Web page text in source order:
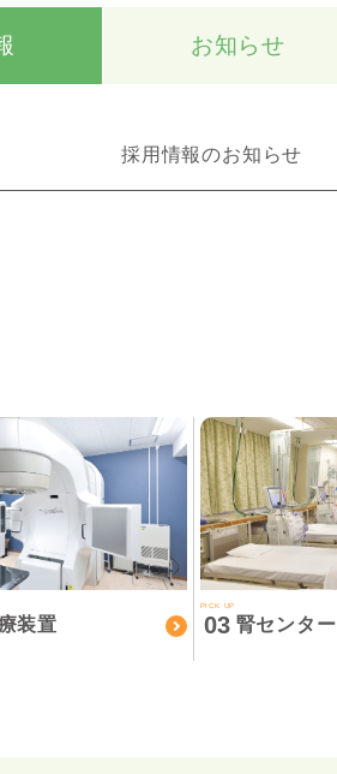
お知らせ
採用情報のお知らせ
装置
PICK UP
03 腎センター